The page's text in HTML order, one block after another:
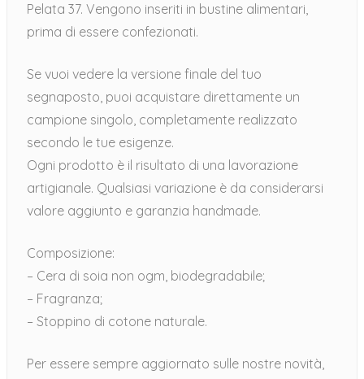
Pelata 37. Vengono inseriti in bustine alimentari,
prima di essere confezionati.
Se vuoi vedere la versione finale del tuo
segnaposto, puoi acquistare direttamente un
campione singolo, completamente realizzato
secondo le tue esigenze.
Ogni prodotto è il risultato di una lavorazione
artigianale. Qualsiasi variazione è da considerarsi
valore aggiunto e garanzia handmade.
Composizione:
– Cera di soia non ogm, biodegradabile;
– Fragranza;
– Stoppino di cotone naturale.
Per essere sempre aggiornato sulle nostre novità,